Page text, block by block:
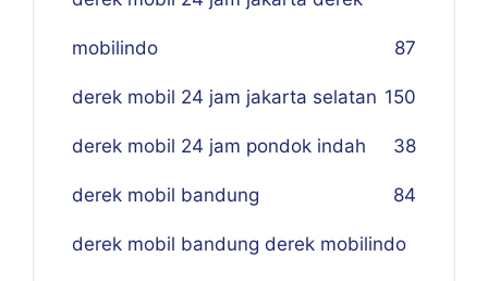
mobilindo 87
derek mobil 24 jam jakarta selatan 150
derek mobil 24 jam pondok indah 38
derek mobil bandung 84
derek mobil bandung derek mobilindo